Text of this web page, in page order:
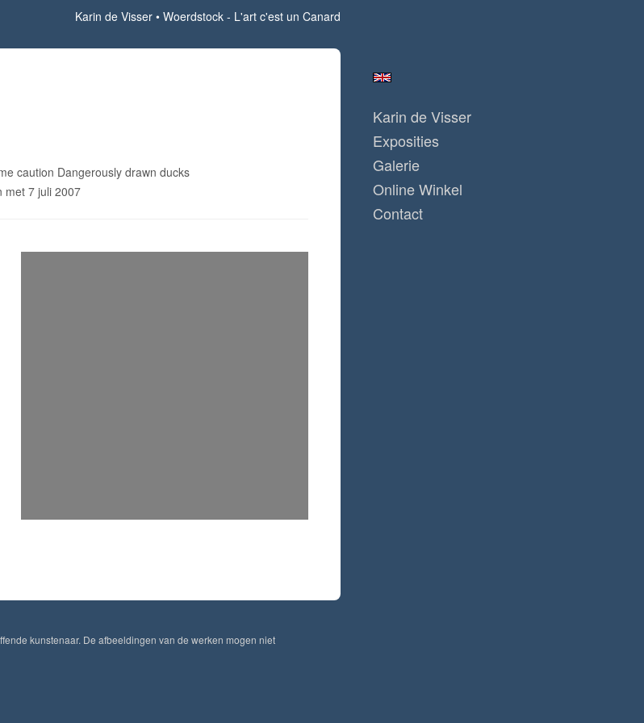
Karin de Visser Woerdstock - L'art c'est un Canard
caution Dangerously drawn ducks
met 7 juli 2007
Karin de Visser
Exposities
Galerie
Online Winkel
Contact
kunstenaar. De afbeeldingen van de werken mogen niet